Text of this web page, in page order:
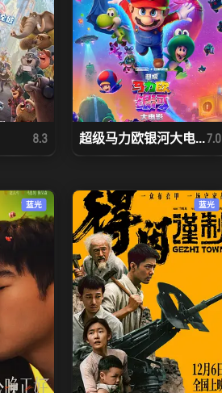
8.3 超级马力欧银河大电...7.0
蓝光 蓝光